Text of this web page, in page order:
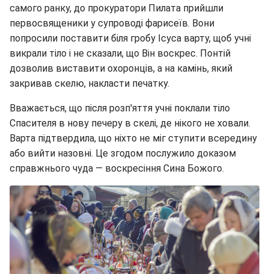
самого ранку, до прокуратори Пилата прийшли
первосвященики у супроводі фарисеїв. Вони
попросили поставити біля гробу Ісуса варту, щоб учні
викрали тіло і не сказали, що Він воскрес. Понтій
дозволив виставити охоронців, а на камінь, який
закривав скелю, накласти печатку.
Вважається, що після розп'яття учні поклали тіло
Спасителя в нову печеру в скелі, де нікого не ховали.
Варта підтвердила, що ніхто не міг ступити всередину
або вийти назовні. Це згодом послужило доказом
справжнього чуда — воскресіння Сина Божого.